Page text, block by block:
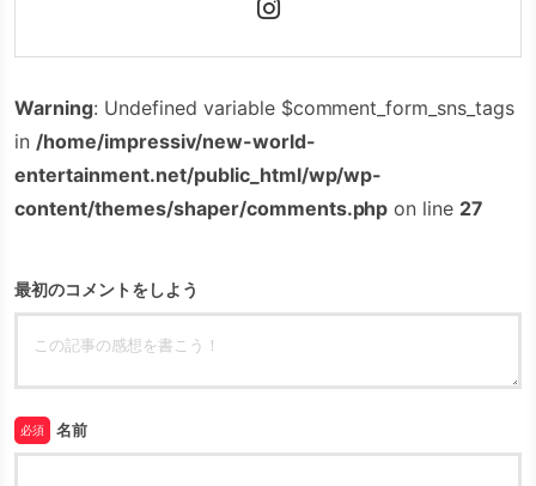
Warning: Undefined variable $comment_form_sns_tags
in /home/impressiv/new-world-
entertainment.net/public_html/wp/wp-
content/themes/shaper/comments.php on line 27
最初のコメントをしよう
必須 名前